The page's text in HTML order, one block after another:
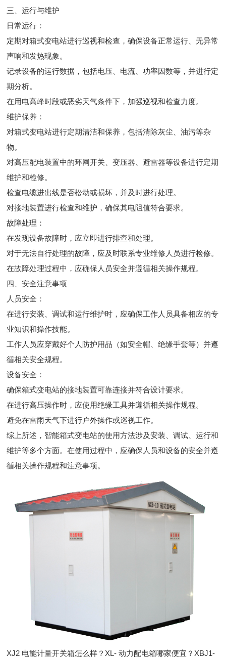
三、运行与维护
日常运行：
定期对箱式变电站进行巡视和检查，确保设备正常运行、无异常
声响和发热现象。
记录设备的运行数据，包括电压、电流、功率因数等，并进行定
期分析。
在用电高峰时段或恶劣天气条件下，加强巡视和检查力度。
维护保养：
对箱式变电站进行定期清洁和保养，包括清除灰尘、油污等杂
物。
对高压配电装置中的环网开关、变压器、避雷器等设备进行定期
维护和检修。
检查电缆进出线是否松动或损坏，并及时进行处理。
对接地装置进行检查和维护，确保其电阻值符合要求。
故障处理：
在发现设备故障时，应立即进行排查和处理。
对于无法自行处理的故障，应及时联系专业维修人员进行检修。
在故障处理过程中，应确保人员安全并遵循相关操作规程。
四、安全注意事项
人员安全：
在进行安装、调试和运行维护时，应确保工作人员具备相应的专
业知识和操作技能。
工作人员应穿戴好个人防护用品（如安全帽、绝缘手套等）并遵
循相关安全规程。
设备安全：
确保箱式变电站的接地装置可靠连接并符合设计要求。
在进行高压操作时，应使用绝缘工具并遵循相关操作规程。
避免在雷雨天气下进行户外操作或巡视工作。
综上所述，智能箱式变电站的使用方法涉及安装、调试、运行和
维护等多个方面。在使用过程中，应确保人员和设备的安全并遵
循相关操作规程和注意事项。
XJ2 电能计量开关箱怎么样？XL- 动力配电箱哪家便宜？XBJ1-